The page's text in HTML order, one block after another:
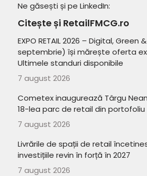
Ne găsești și pe LinkedIn:
Citește și RetailFMCG.ro
EXPO RETAIL 2026 – Digital, Green
septembrie) își mărește oferta
Ultimele standuri disponibile
7 august 2026
Cometex inaugurează Târgu
18-lea parc de retail din portofoliu
7 august 2026
Livrările de spații de retail
investițiile revin în forță în 2027
7 august 2026